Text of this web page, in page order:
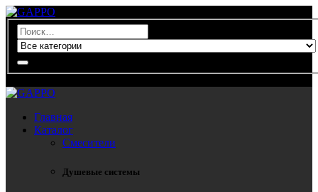
Главная
Каталог
Смесители
Душевые системы